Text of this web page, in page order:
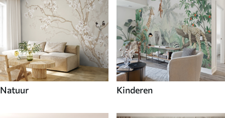
Natuur Kinderen